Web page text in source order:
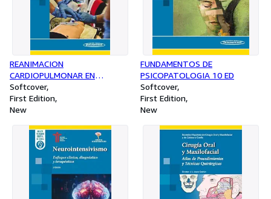
REANIMACION
CARDIOPULMONAR EN
PEDIATRIA
Softcover
First Edition
New
FUNDAMENTOS DE
PSICOPATOLOGIA 10 ED
Softcover
First Edition
New